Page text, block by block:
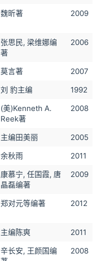
魏昕著 2009
张思民, 梁维娜编
著
2006
莫言著
2007
刘 豹主编
1992
(美)Kenneth A.
Reek著
2008
主编田美丽
2005
余秋雨
2011
康慕宁, 任国霞, 唐
晶磊编著
2009
郑对元等编著 2012
主编陈爽
2011
辛长安, 王颜国编
2008